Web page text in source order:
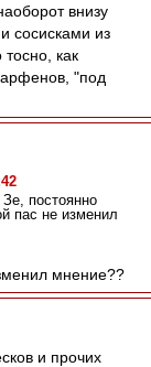
внизу
сосисками из
как
"под
постоянно
пас не изменил
мнение??
и прочих